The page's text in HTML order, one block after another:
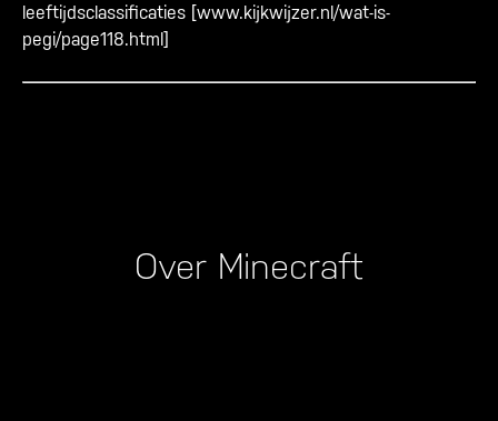
leeftijdsclassificaties [www.kijkwijzer.nl/wat-is-
pegi/page118.html]
Over Minecraft